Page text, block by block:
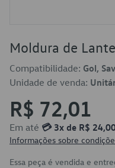
Moldura de
Compatibilidade: Gol,
Unidade de venda:
R$ 72,01
Em até 💳 3x de R$
Informações sobre
Essa peça é vendida e